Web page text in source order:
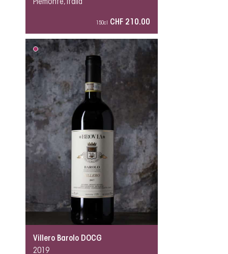
Piemonte, Italia
150cl CHF 210.00
Villero Barolo DOCG
2019